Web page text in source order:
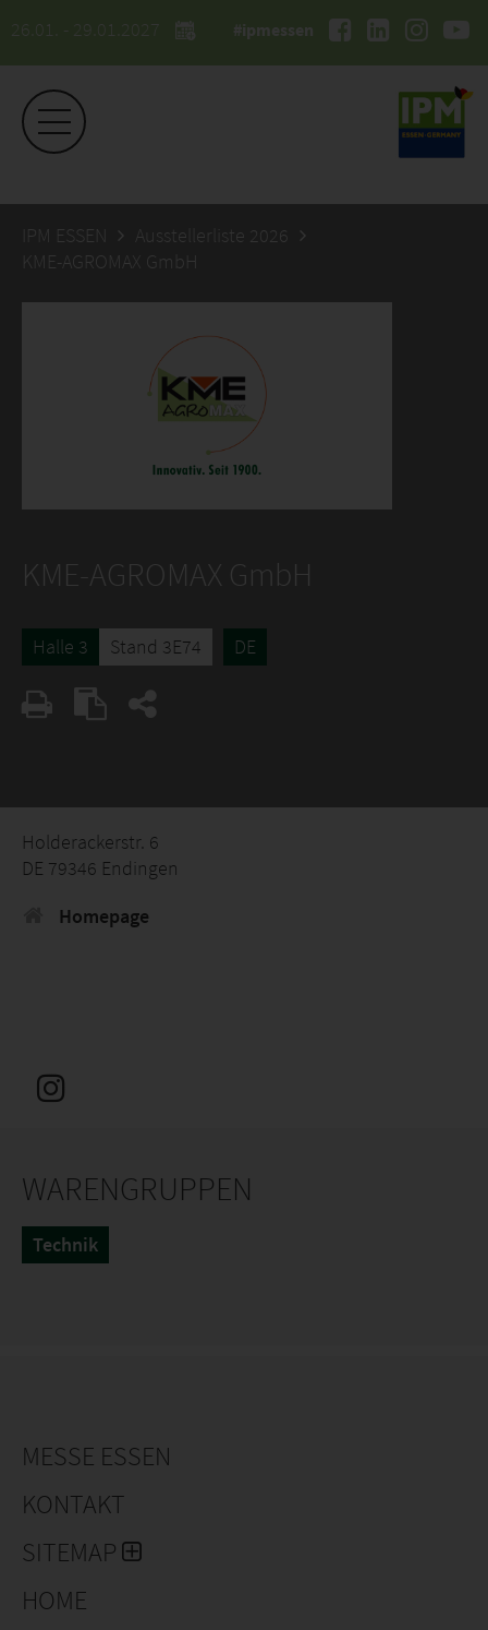
26.01. - 29.01.2027 #ipmessen
IPM ESSEN
Ausstellerliste 2026
KME-AGROMAX GmbH
KME-AGROMAX GmbH
Halle 3 Stand 3E74 DE
Holderackerstr. 6
DE 79346 Endingen
Homepage
WARENGRUPPEN
Technik
MESSE ESSEN
KONTAKT
SITEMAP
HOME